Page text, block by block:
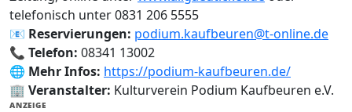
telefonisch unter 0831 206 5555
📧 Reservierungen: podium.kaufbeuren@t-online.de
📞 Telefon: 08341 13002
🌐 Mehr Infos: https://podium-kaufbeuren.de/
🏢 Veranstalter: Kulturverein Podium Kaufbeuren e.V.
ANZEIGE